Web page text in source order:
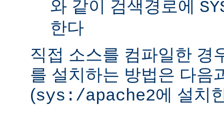
와 같이 검색경로에
한다
직접 소스를 컴파일한 경
를 설치하는 방법은 다음
(sys:/apache2에 설치